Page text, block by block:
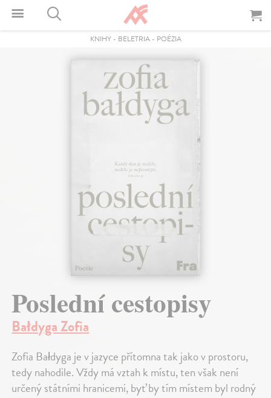
KNIHY- BELETRIA- POÉZIA
Poslední cestopisy
Bałdyga Zofia
Zofia Bałdyga je v jazyce přítomna tak jako v prostoru,
tedy nahodile. Vždy má vztah k místu, ten však není
určený státními hranicemi, byť by tím místem byl rodný